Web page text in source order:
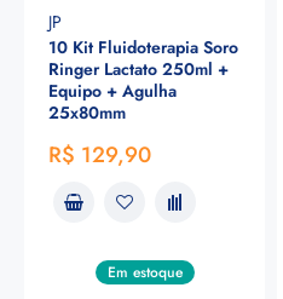
JP
10 Kit Fluidoterapia Soro
Ringer Lactato 250ml +
Equipo + Agulha
25x80mm
R$ 129,90
Em estoque